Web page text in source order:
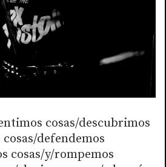
cosas/descubrimos
defendemos
cosas/y/rompemos